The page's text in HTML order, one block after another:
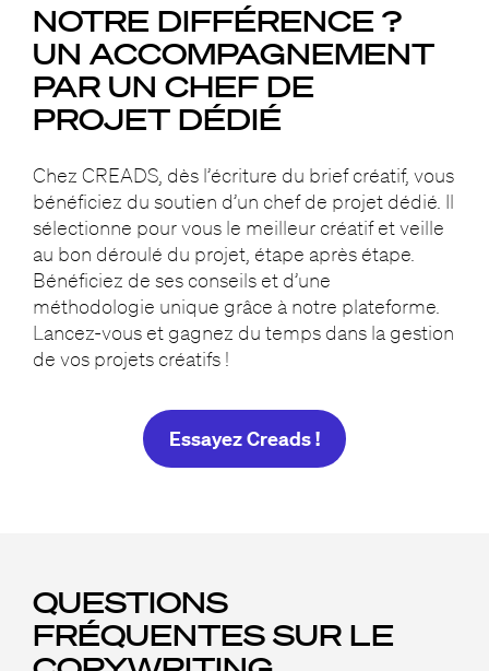
NOTRE DIFFÉRENCE ?
UN ACCOMPAGNEMENT
PAR UN CHEF DE
PROJET DÉDIÉ
Chez CREADS, dès l’écriture du brief créatif, vous
bénéficiez du soutien d’un chef de projet dédié. Il
sélectionne pour vous le meilleur créatif et veille
au bon déroulé du projet, étape après étape.
Bénéficiez de ses conseils et d’une
méthodologie unique grâce à notre plateforme.
Lancez-vous et gagnez du temps dans la gestion
de vos projets créatifs !
Essayez Creads !
QUESTIONS
FRÉQUENTES SUR LE